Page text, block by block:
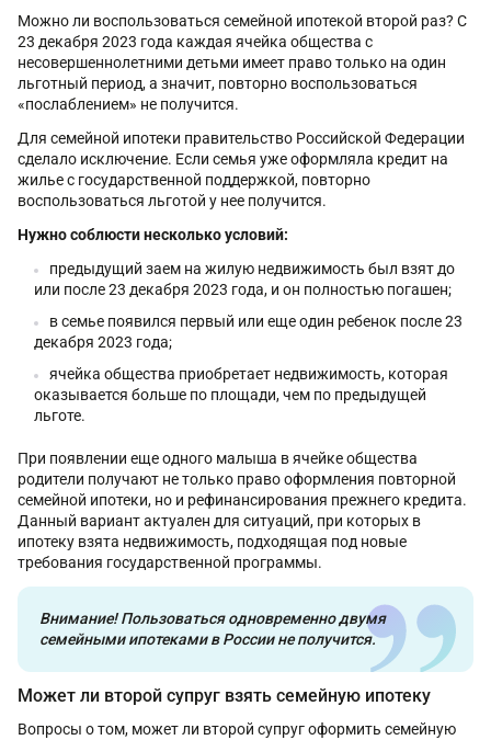
Можно ли воспользоваться семейной ипотекой второй раз? С
23 декабря 2023 года каждая ячейка общества с
несовершеннолетними детьми имеет право только на один
льготный период, а значит, повторно воспользоваться
«послаблением» не получится.
Для семейной ипотеки правительство Российской Федерации
сделало исключение. Если семья уже оформляла кредит на
жилье с государственной поддержкой, повторно
воспользоваться льготой у нее получится.
Нужно соблюсти несколько условий:
предыдущий заем на жилую недвижимость был взят до
или после 23 декабря 2023 года, и он полностью погашен;
в семье появился первый или еще один ребенок после 23
декабря 2023 года;
ячейка общества приобретает недвижимость, которая
оказывается больше по площади, чем по предыдущей
льготе.
При появлении еще одного малыша в ячейке общества
родители получают не только право оформления повторной
семейной ипотеки, но и рефинансирования прежнего кредита.
Данный вариант актуален для ситуаций, при которых в
ипотеку взята недвижимость, подходящая под новые
требования государственной программы.
Внимание! Пользоваться одновременно двумя
семейными ипотеками в России не получится.
Может ли второй супруг взять семейную ипотеку
Вопросы о том, может ли второй супруг оформить семейную